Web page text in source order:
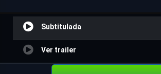
Subtitulada
Ver trailer